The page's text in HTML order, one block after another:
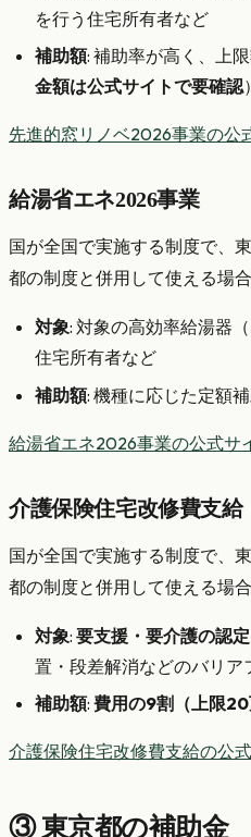
を行う住宅所有者など
補助額: 補助率が高く、上
金額は公式サイトで要確認）
先進的窓リノベ2026事業の公
給湯省エネ2026事業
国が全国で実施する制度で、
都の制度と併用して使える場合
対象: 対象の高効率給湯器
住宅所有者など
補助額: 機種に応じた定額補
給湯省エネ2026事業の公式サ
介護保険住宅改修費支給
国が全国で実施する制度で、
都の制度と併用して使える場合
対象: 要支援・要介護の認
置・段差解消などのバリア
補助額: 費用の9割（上限20
介護保険住宅改修費支給の公
③ 東京都の補助金